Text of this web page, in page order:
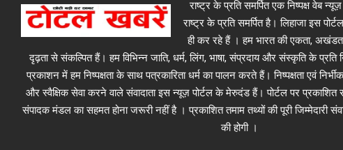
राष्ट्र के प्रति समर्पित एक निष्पक्ष वेब
राष्ट्र के प्रति समर्पित है। लिहाजा इस
ही कर रहे हैं । हम भारत की एकता,
दृढ़ता से संकल्पित हैं। हम विभिन्न जाति, धर्म, लिंग, भाषा, संप्रदाय और संस्कृति के
प्रकाशन में हम निष्पक्षता के साथ पत्रकारिता धर्म का पालन करते हैं। निष्पक्षता एवं
और स्वैक्षिक सेवा करने वाले संवादाता इस न्यूज़ पोर्टल के मेरुदंड हैं। पोर्टल पर प्रकाशित
संपादक मंडल का सहमत होना जरूरी नहीं है । प्रकाशित तमाम तथ्यों की पूरी जिम्मेदारी
की होगी ।